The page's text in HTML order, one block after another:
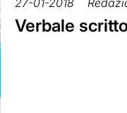
27-01-2018
Verbale